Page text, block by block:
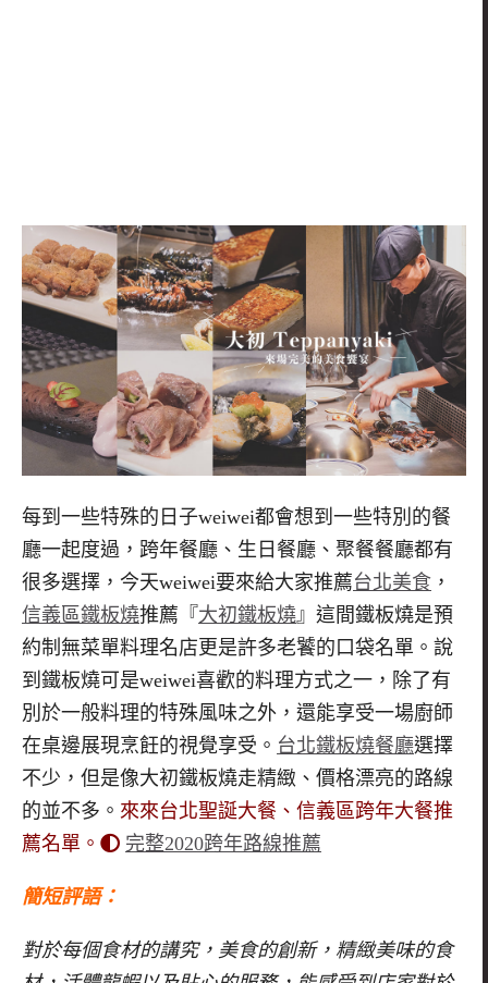
每到一些特殊的日子weiwei都會想到一些特別的餐
廳一起度過，跨年餐廳、生日餐廳、聚餐餐廳都有
很多選擇，今天weiwei要來給大家推薦台北美食 ，
信義區鐵板燒推薦『 大初鐵板燒』這間鐵板燒是預
約制無菜單料理名店更是許多老饕的口袋名單。說
到鐵板燒可是weiwei喜歡的料理方式之一，除了有
別於一般料理的特殊風味之外，還能享受一場廚師
在桌邊展現烹飪的視覺享受。 台北鐵板燒餐廳選擇
不少，但是像大初鐵板燒走精緻、價格漂亮的路線
的並不多。 來來台北聖誕大餐、信義區跨年大餐推
薦名單。
完整2020跨年路線推薦
簡短評語：
對於每個食材的講究，美食的創新，精緻美味的食